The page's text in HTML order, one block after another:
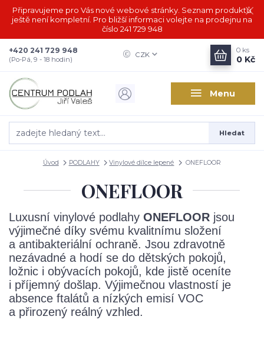
Připravujeme pro Vás nové webové stránky. Seznam produktů
ještě není kompletní. Pro bližší informaci volejte na prodejnu na
číslo 241 729 948
Menu
CZK
Hledat
+420 241 729 948
(Po-Pá, 9 - 18 hodin)
0 ks
0 Kč
Úvod PODLAHY Vinylové dílce lepené ONEFLOOR
ONEFLOOR
Luxusní vinylové podlahy ONEFLOOR jsou
výjimečné díky svému kvalitnímu složení
a antibakteriální ochraně. Jsou zdravotně
nezávadné a hodí se do dětských pokojů,
ložnic i obývacích pokojů, kde jistě oceníte
i příjemný došlap. Výjimečnou vlastností je
absence ftalátů a nízkých emisí VOC
a přirozený reálný vzhled.